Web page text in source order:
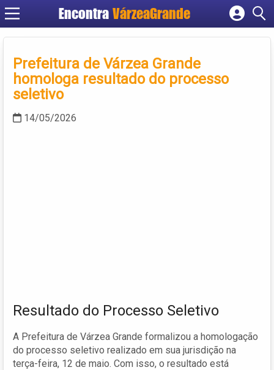
Encontra VárzeaGrande
Cadastrar empresa
Criar conta
Prefeitura de Várzea Grande
homologa resultado do processo
seletivo
14/05/2026
Resultado do Processo Seletivo
A Prefeitura de Várzea Grande formalizou a homologação
do processo seletivo realizado em sua jurisdição na
terça-feira, 12 de maio. Com isso, o resultado está